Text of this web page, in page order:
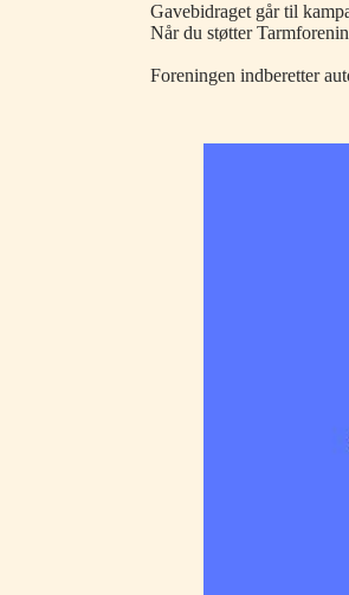
Gavebidraget går til
Når du støtter
Foreningen indberetter